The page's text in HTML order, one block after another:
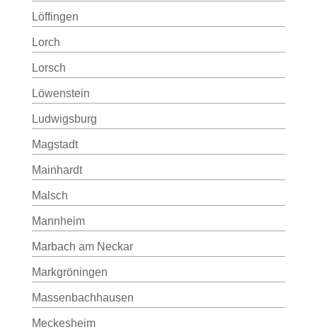
Löffingen
Lorch
Lorsch
Löwenstein
Ludwigsburg
Magstadt
Mainhardt
Malsch
Mannheim
Marbach am Neckar
Markgröningen
Massenbachhausen
Meckesheim